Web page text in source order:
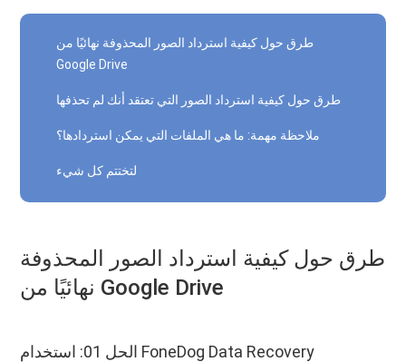
طرق حول كيفية استرداد الصور المحذوفة نهائيًا من
Google Drive
طرق حول كيفية استرداد الصور التي تعتقد أنك لم تحذفها
ملاحظة مهمة: ما هي الملفات التي يمكن استردادها؟
لتختتم كل شيء
طرق حول كيفية استرداد الصور المحذوفة
نهائيًا من Google Drive
الحل 01: استخدام FoneDog Data Recovery